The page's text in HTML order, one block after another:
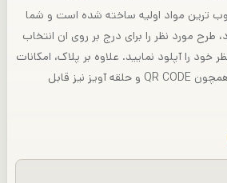
ترین مواد اولیه ساخته شده است و شما
طرح مورد نظر را برای درج بر روی ان انتخاب
را آپلود نمایید. علاوه بر پلاک، امکانات
و سرویس های اضافه ای همچون QR CODE و حلقه آویز نیز قابل